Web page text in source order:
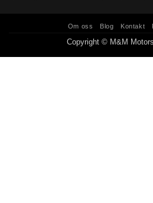
Om oss Blog Kontakt
Copyright © M&M